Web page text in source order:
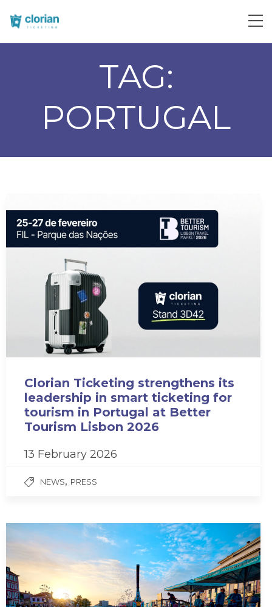
TAG:
PORTUGAL
Clorian Ticketing strengthens its
leadership in smart ticketing for
tourism in Portugal at Better
Tourism Lisbon 2026
13 February 2026
NEWS, PRESS